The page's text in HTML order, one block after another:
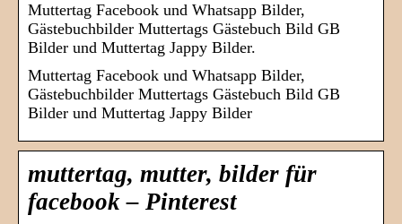
Muttertag Facebook und Whatsapp Bilder,
Gästebuchbilder Muttertags Gästebuch Bild GB
Bilder und Muttertag Jappy Bilder.
Muttertag Facebook und Whatsapp Bilder,
Gästebuchbilder Muttertags Gästebuch Bild GB
Bilder und Muttertag Jappy Bilder
muttertag, mutter, bilder für
facebook – Pinterest